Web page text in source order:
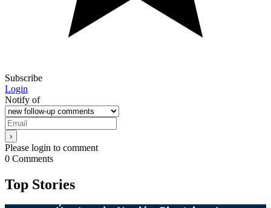
Subscribe
Login
Notify of
Please login to comment
0 Comments
Top Stories